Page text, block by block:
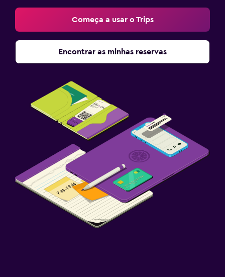
Começa a usar o Trips
Encontrar as minhas reservas